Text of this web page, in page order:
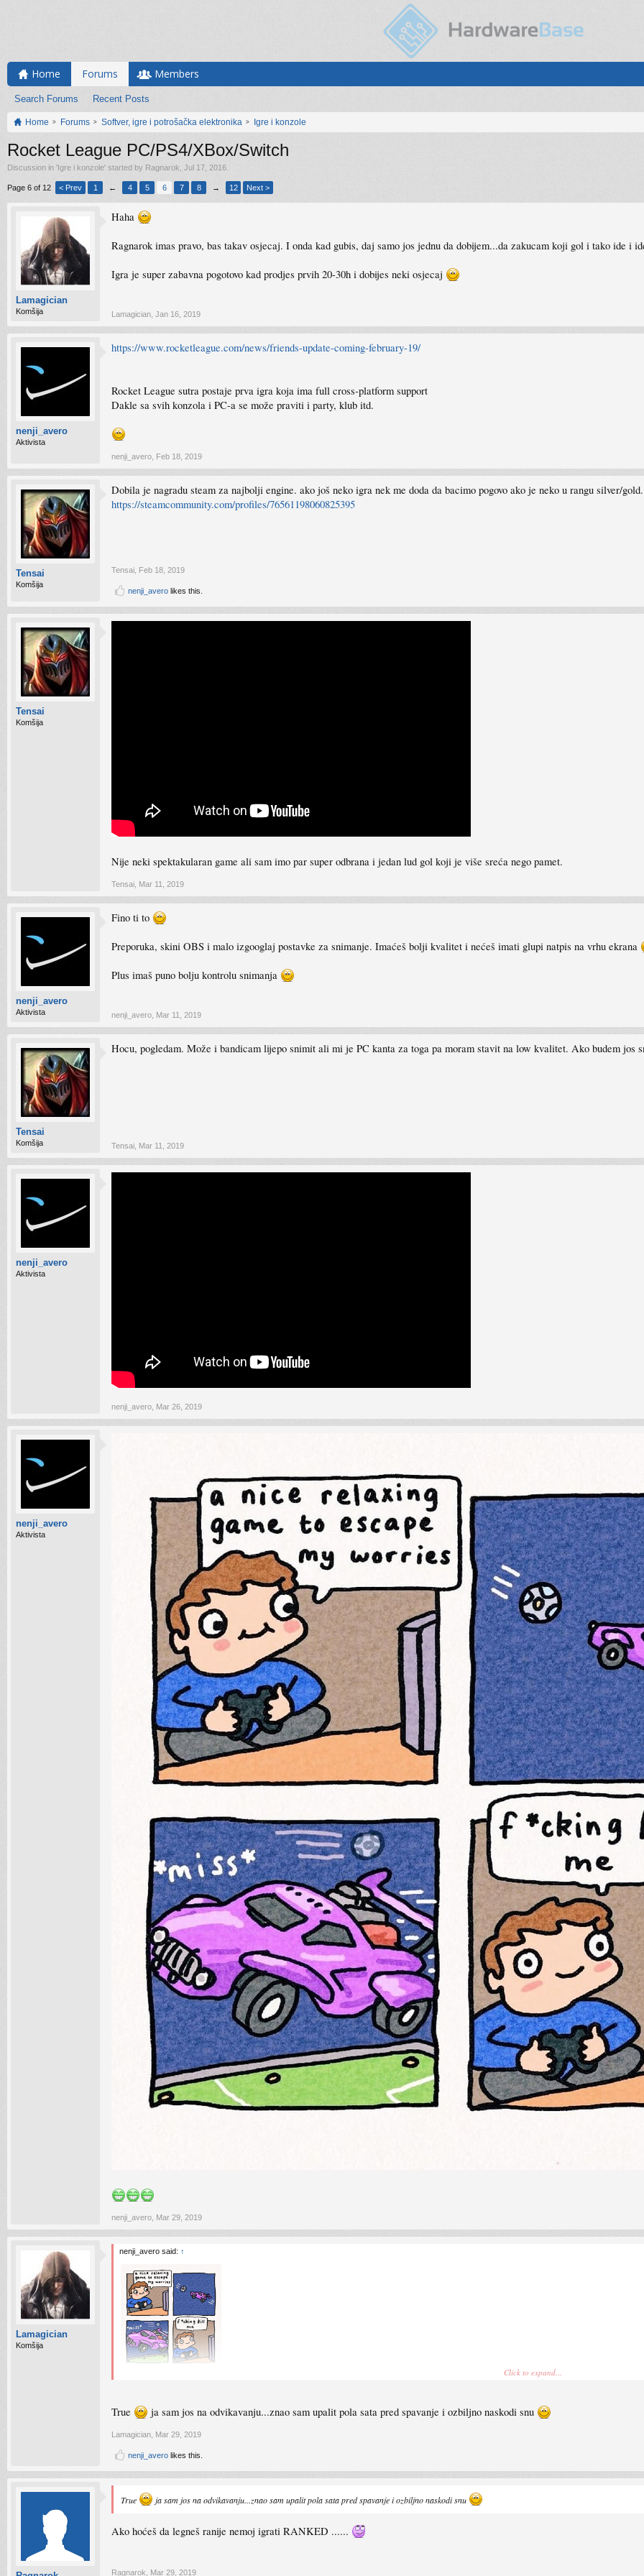
Home Forums
Search Forums Recent Posts
Members
Home Forums Softver, igre i potrošačka elektronika Igre i konzole
Rocket League PC/PS4/XBox/Switch
Discussion in 'Igre i konzole' started by Ragnarok Jul 17, 2016
Page 6 of 12 < Prev 1 ← 4 5 6 7 8 → 12 Next >
Lamagician
Komšija
Haha
Ragnarok imas pravo, bas takav osjecaj. I onda kad gubis, daj samo jos jednu da dobijem...da zakucam koji gol i tako ide i
Igra je super zabavna pogotovo kad prodjes prvih 20-30h i dobijes neki osjecaj
Lamagician Jan 16, 2019
nenji_avero
Aktivista
https://www.rocketleague.com/news/friends-update-coming-february-19/
Rocket League sutra postaje prva igra koja ima full cross-platform support
Dakle sa svih konzola i PC-a se može praviti i party, klub itd.
nenji_avero Feb 18, 2019
Tensai
Komšija
Dobila je nagradu steam za najbolji engine. ako još neko igra nek me doda da bacimo pogovo ako je neko u rangu silver/gold.
https://steamcommunity.com/profiles/76561198060825395
Tensai Feb 18, 2019
nenji_avero likes this.
Tensai
Komšija
Nije neki spektakularan game ali sam imo par super odbrana i jedan lud gol koji je više sreća nego pamet.
Tensai Mar 11, 2019
nenji_avero
Aktivista
Fino ti to
Preporuka, skini OBS i malo izgooglaj postavke za snimanje. Imaćeš bolji kvalitet i nećeš imati glupi natpis na vrhu ekrana
Plus imaš puno bolju kontrolu snimanja
nenji_avero Mar 11, 2019
Tensai
Komšija
Hocu, pogledam. Može i bandicam lijepo snimit ali mi je PC kanta za toga pa moram stavit na low kvalitet. Ako budem jos
Tensai Mar 11, 2019
nenji_avero
Aktivista
nenji_avero Mar 26, 2019
nenji_avero
Aktivista
nenji_avero Mar 29, 2019
Lamagician
Komšija
nenji_avero said: ↑
Click to expand...
True ja sam jos na odvikavanju...znao sam upalit pola sata pred spavanje i ozbiljno naskodi snu
Lamagician Mar 29, 2019
nenji_avero likes this.
True ja sam jos na odvikavanju...znao sam upalit pola sata pred spavanje i ozbiljno naskodi snu
Ako hoćeš da legneš ranije nemoj igrati RANKED ......
Ragnarok Mar 29, 2019